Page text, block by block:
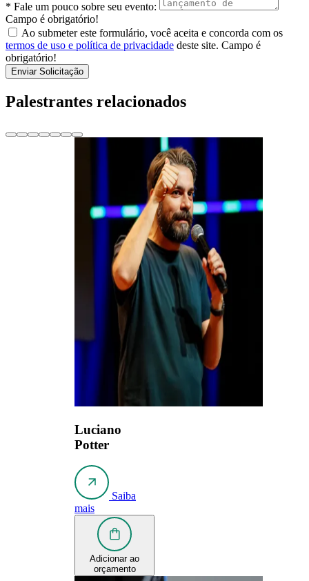
* Fale um pouco sobre seu evento:
Campo é obrigatório!
Ao submeter este formulário, você aceita e concorda com os
termos de uso e política de privacidade deste site. Campo é
obrigatório!
Enviar Solicitação
Palestrantes relacionados
Luciano
Potter
Saiba
mais
Adicionar ao
orçamento